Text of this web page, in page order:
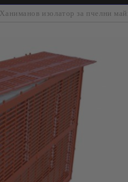
Ханиманов изолатор за пчелни